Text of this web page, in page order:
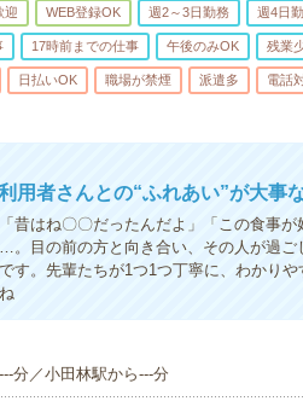
迎 WEB登録OK 週2～3日勤務 週4日
17時前までの仕事 午後のみOK 残業
日払いOK 職場が禁煙 派遣多 電話
用者さんとの“ふれあい”が大事な
昔はね〇〇だったんだよ」「この食事が
目の前の方と向き合い、その人が過ご
す。先輩たちが1つ1つ丁寧に、わかり
分／小田林駅から---分